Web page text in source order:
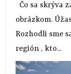
Čo sa skrýva
obrázkom.
Rozhodli sme
región , kto...